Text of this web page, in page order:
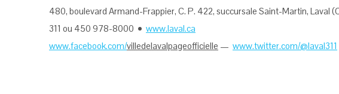
480, boulevard Armand-Frappier, C. P. 422, succursale Saint-Martin, Laval
311 ou 450 978-8000 • www.laval.ca
www.facebook.com/villedelavalpageofficielle — www.twitter.com/@laval311